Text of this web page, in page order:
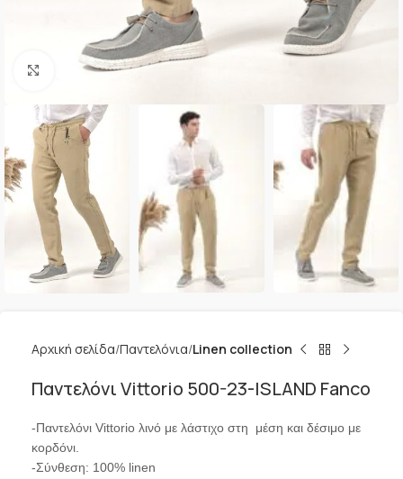
Κλικ για μεγέθυνση
Αρχική σελίδα Παντελόνια Linen collection
Παντελόνι Vittorio 500-23-ISLAND Fanco
-Παντελόνι Vittorio λινό με λάστιχο στη μέση και δέσιμο με
κορδόνι.
-Σύνθεση: 100% linen